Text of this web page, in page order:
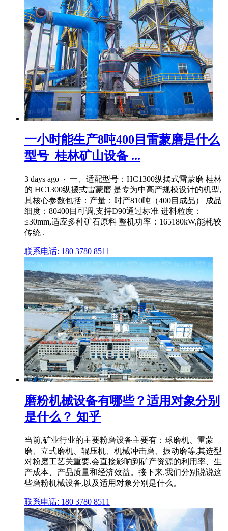
一小时能生产8吨400目雷蒙磨是什么
型号_桂林矿山设备 ...
3 days ago · 一、适配型号：HC1300纵摆式雷蒙磨 桂林
的 HC1300纵摆式雷蒙磨 是专为中高产规模设计的机型,
其核心参数包括：产量：时产810吨（400目成品） 成品
细度：80400目可调,支持D90通过标准 进料粒度：
≤30mm,适应多种矿石原料 整机功率：165180kW,能耗较
传统 .
联系电话: 180 3780 8511
磨粉机械设备有哪些？适用对象分别
是什么？ 知乎
当前,矿业行业的主要粉磨设备主要有：球磨机、雷蒙
磨、立式磨机、辊压机、机械冲击磨、振动磨等,其选型
对粉磨工艺关重要,会直接影响到矿产资源的利用率、生
产成本、产品质量和经济效益。接下来,我们分别说说这
些磨粉机械设备,以及适用对象分别是什么。
联系电话: 180 3780 8511